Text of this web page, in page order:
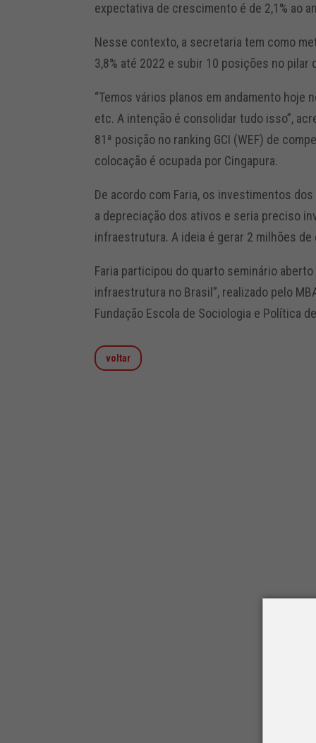
expectativa de crescimento é de 2,1% ao
Nesse contexto, a secretaria tem como
3,8% até 2022 e subir 10 posições no
“Temos vários planos em andamento hoje
etc. A intenção é consolidar tudo isso”,
81ª posição no ranking GCI (WEF) de
colocação é ocupada por Cingapura.
De acordo com Faria, os investimentos
a depreciação dos ativos e seria preciso
infraestrutura. A ideia é gerar 2 milhões
Faria participou do quarto seminário
infraestrutura no Brasil”, realizado pelo
Fundação Escola de Sociologia e Política
voltar